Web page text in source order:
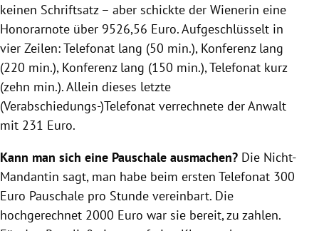
keinen Schriftsatz – aber schickte der Wienerin eine
Honorarnote über 9526,56 Euro. Aufgeschlüsselt in
vier Zeilen:Telefonat lang (50 min.), Konferenz lang
(220 min.), Konferenz lang (150 min.),Telefonat kurz
(zehn min.). Allein dieses letzte
(Verabschiedungs-)Telefonat verrechnete der Anwalt
mit 231 Euro.
Kann man sich eine Pauschale ausmachen? Die Nicht-
Mandantin sagt, man habe beim ersten Telefonat 300
Euro Pauschale pro Stunde vereinbart. Die
hochgerechnet 2000 Euro war sie bereit, zu zahlen.